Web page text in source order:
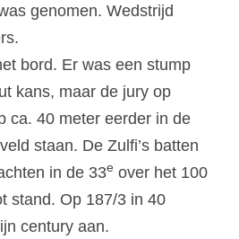
genomen. Wedstrijd
bord. Er was een stump
kans, maar de jury op
ca. 40 meter eerder in de
staan. De Zulfi’s batten
in de 33e over het 100
stand. Op 187/3 in 40
century aan.